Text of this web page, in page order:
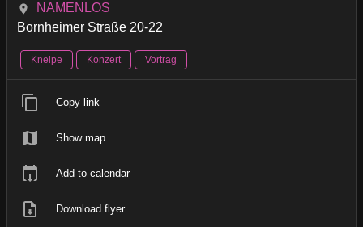
NAMENLOS
Bornheimer Straße 20-22
Kneipe Konzert Vortrag
Copy link
Show map
Add to calendar
Download flyer